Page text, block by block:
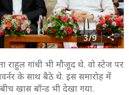
3/9
राहुल गांधी भी मौजूद थे. वो स्टेज पर
के साथ बैठे थे. इस समारोह में
खास बॉन्ड भी देखा गया.